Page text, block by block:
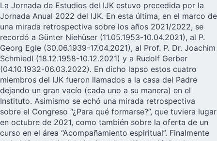
La Jornada de Estudios del IJK estuvo precedida por la
Jornada Anual 2022 del IJK. En esta última, en el marco de
una mirada retrospectiva sobre los años 2021/2022, se
recordó a Günter Niehüser (11.05.1953-10.04.2021), al P.
Georg Egle (30.06.1939-17.04.2021), al Prof. P. Dr. Joachim
Schmiedl (18.12.1958-10.12.2021) y a Rudolf Gerber
(04.10.1932-06.03.2022). En dicho lapso estos cuatro
miembros del IJK fueron llamados a la casa del Padre
dejando un gran vacío (cada uno a su manera) en el
Instituto. Asimismo se echó una mirada retrospectiva
sobre el Congreso “¿Para qué formarse?”, que tuviera lugar
en octubre de 2021, como también sobre la oferta de un
curso en el área “Acompañamiento espiritual”. Finalmente